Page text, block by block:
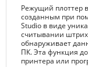
Режущий плоттер
созданным при
Studio в виде
считывании
обнаруживает
ПК. Эта функция
принтера или